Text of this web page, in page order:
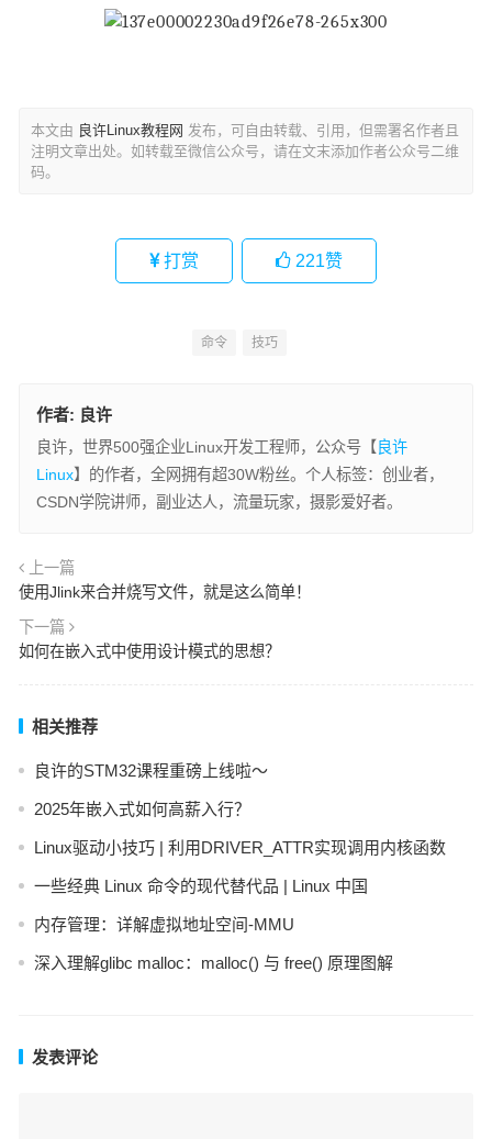
本文由 良许Linux教程网 发布，可自由转载、引用，但需署名作者且
注明文章出处。如转载至微信公众号，请在文末添加作者公众号二维
码。
打赏 221赞
命令 技巧
作者: 良许
良许，世界500强企业Linux开发工程师，公众号【 良许
Linux】的作者，全网拥有超30W粉丝。个人标签：创业者，
CSDN学院讲师，副业达人，流量玩家，摄影爱好者。
上一篇
使用Jlink来合并烧写文件，就是这么简单！
下一篇
如何在嵌入式中使用设计模式的思想？
相关推荐
良许的STM32课程重磅上线啦～
2025年嵌入式如何高薪入行？
Linux驱动小技巧 | 利用DRIVER_ATTR实现调用内核函数
一些经典 Linux 命令的现代替代品 | Linux 中国
内存管理：详解虚拟地址空间-MMU
深入理解glibc malloc：malloc() 与 free() 原理图解
发表评论